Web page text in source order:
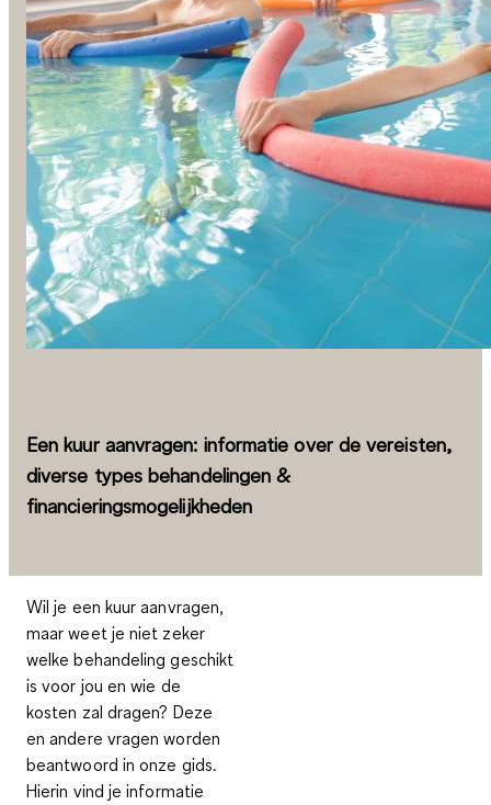
Een kuur aanvragen: informatie over de vereisten,
diverse types behandelingen &
financieringsmogelijkheden
Wil je een kuur aanvragen,
maar weet je niet zeker
welke behandeling geschikt
is voor jou en wie de
kosten zal dragen? Deze
en andere vragen worden
beantwoord in onze gids.
Hierin vind je informatie